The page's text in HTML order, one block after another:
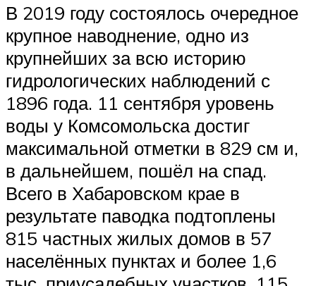
В 2019 году состоялось очередное
крупное наводнение, одно из
крупнейших за всю историю
гидрологических наблюдений с
1896 года. 11 сентября уровень
воды у Комсомольска достиг
максимальной отметки в 829 см и,
в дальнейшем, пошёл на спад.
Всего в Хабаровском крае в
результате паводка подтоплены
815 частных жилых домов в 57
населённых пунктах и более 1,6